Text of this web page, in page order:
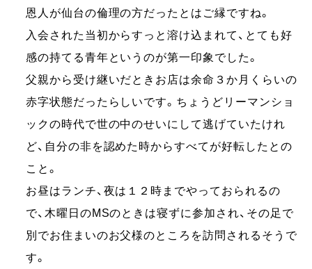
恩人が仙台の倫理の方だったとはご縁ですね。
入会された当初からすっと溶け込まれて、とても好
感の持てる青年というのが第一印象でした。
父親から受け継いだときお店は余命３か月くらいの
赤字状態だったらしいです。ちょうどリーマンショ
ックの時代で世の中のせいにして逃げていたけれ
ど、自分の非を認めた時からすべてが好転したとの
こと。
お昼はランチ、夜は１２時までやっておられるの
で、木曜日のMSのときは寝ずに参加され、その足で
別でお住まいのお父様のところを訪問されるそうで
す。